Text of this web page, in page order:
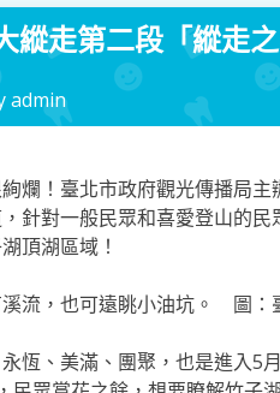
縱走第二段「縱走
admin
爛！臺北市政府觀光傳播局
針對一般民眾和喜愛登山的
頂湖區域！
流，也可遠眺小油坑。 圖：
恆、美滿、團聚，也是進入5